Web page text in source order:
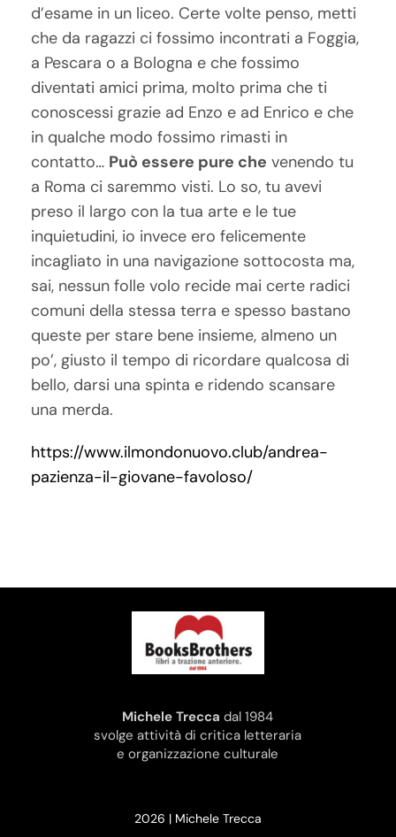
d’esame in un liceo. Certe volte penso, metti
che da ragazzi ci fossimo incontrati a Foggia,
a Pescara o a Bologna e che fossimo
diventati amici prima, molto prima che ti
conoscessi grazie ad Enzo e ad Enrico e che
in qualche modo fossimo rimasti in
contatto… Può essere pure che venendo tu
a Roma ci saremmo visti. Lo so, tu avevi
preso il largo con la tua arte e le tue
inquietudini, io invece ero felicemente
incagliato in una navigazione sottocosta ma,
sai, nessun folle volo recide mai certe radici
comuni della stessa terra e spesso bastano
queste per stare bene insieme, almeno un
po’, giusto il tempo di ricordare qualcosa di
bello, darsi una spinta e ridendo scansare
una merda.
https://www.ilmondonuovo.club/andrea-
pazienza-il-giovane-favoloso/
Michele Trecca dal 1984
svolge attività di critica letteraria
e organizzazione culturale
2026 | Michele Trecca